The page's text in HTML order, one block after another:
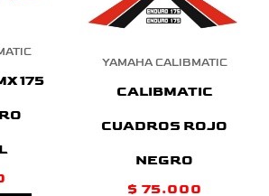
175
YAMAHA CALIBMATIC
CALIBMATIC
CUADROS ROJO
NEGRO
$ 75.000